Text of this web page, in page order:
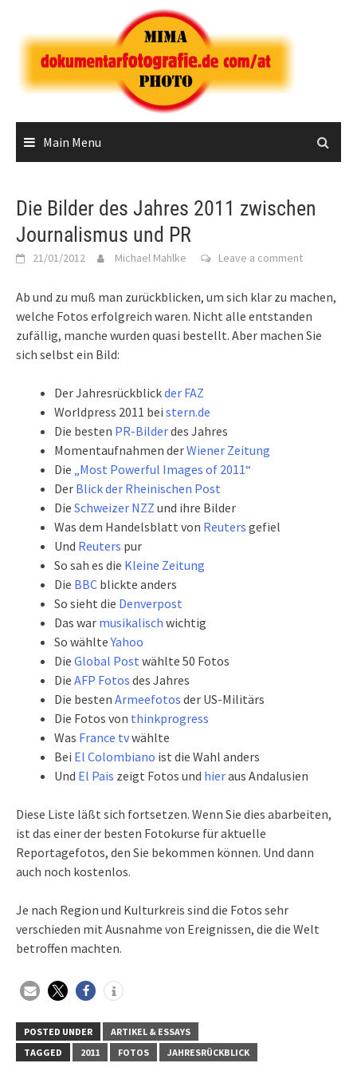
content
Main Menu
Die Bilder des Jahres 2011 zwischen
Journalismus und PR
21/01/2012 Michael Mahlke Leave a comment
Ab und zu muß man zurückblicken, um sich klar zu machen,
welche Fotos erfolgreich waren. Nicht alle entstanden
zufällig, manche wurden quasi bestellt. Aber machen Sie
sich selbst ein Bild:
Der Jahresrückblickder FAZ
Worldpress 2011 bei stern.de
Die besten PR-Bilderdes Jahres
Momentaufnahmen derWiener Zeitung
Die „Most Powerful Images of 2011“
Der Blick der Rheinischen Post
Die Schweizer NZZ und ihre Bilder
Was dem Handelsblatt von Reuters gefiel
Und Reuters pur
So sah es die Kleine Zeitung
Die BBC blickte anders
So sieht die Denverpost
Das war musikalisch wichtig
So wählteYahoo
Die Global Post wählte 50 Fotos
Die AFP Fotos des Jahres
Die besten Armeefotos der US-Militärs
Die Fotos von thinkprogress
Was France tvwählte
Bei El Colombiano ist die Wahl anders
Und El Pais zeigt Fotos und hieraus Andalusien
Diese Liste läßt sich fortsetzen. Wenn Sie dies abarbeiten,
ist das einer der besten Fotokurse für aktuelle
Reportagefotos, den Sie bekommen können. Und dann
auch noch kostenlos.
Je nach Region und Kulturkreis sind die Fotos sehr
verschieden mit Ausnahme von Ereignissen, die die Welt
betroffen machten.
POSTED UNDER
ARTIKEL & ESSAYS
TAGGED
2011 FOTOS JAHRESRÜCKBLICK